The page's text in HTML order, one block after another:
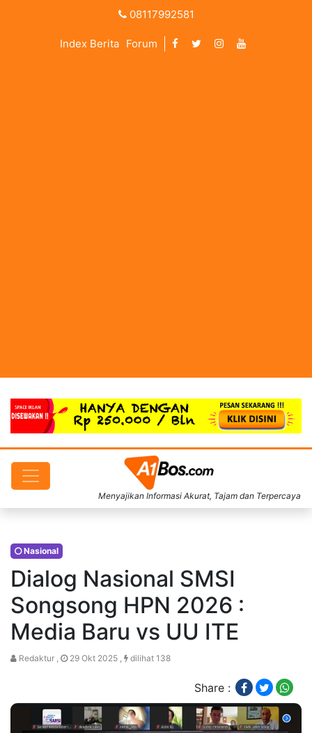
08117992581
Index Berita Forum
Menyajikan Informasi Akurat, Tajam dan Terpercaya
Nasional
Dialog Nasional SMSI
Songsong HPN 2026 :
Media Baru vs UU ITE
Redaktur , 29 Okt 2025 , dilihat 138
Share :